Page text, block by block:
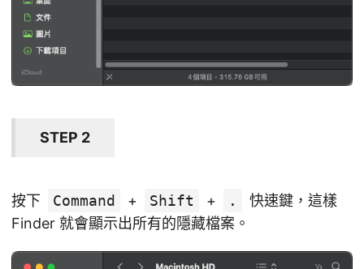
STEP 2
按下 Command + Shift + .
快速鍵，這樣
Finder 就會顯示出所有的隱藏檔案。